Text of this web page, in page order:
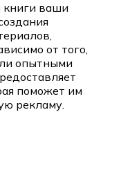
книги ваши
от того,
опытными
поможет им
рекламу.